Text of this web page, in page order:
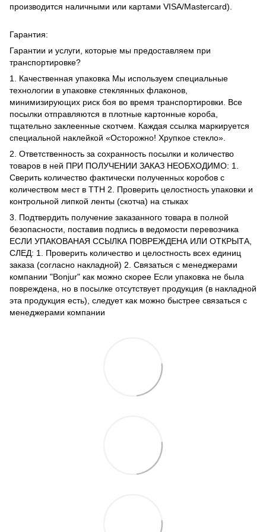
производится наличными или картами VISA/Mastercard).
Гарантия:
Гарантии и услуги, которые мы предоставляем при
транспортировке?
1. Качественная упаковка Мы используем специальные
технологии в упаковке стеклянных флаконов,
минимизирующих риск боя во время транспортировки. Все
посылки отправляются в плотные картонные короба,
тщательно заклеенные скотчем. Каждая ссылка маркируется
специальной наклейкой «Осторожно! Хрупкое стекло».
2. Ответственность за сохранность посылки и количество
товаров в ней ПРИ ПОЛУЧЕНИИ ЗАКАЗ НЕОБХОДИМО: 1.
Сверить количество фактически полученных коробов с
количеством мест в ТТН 2. Проверить целостность упаковки и
контрольной липкой ленты (скотча) на стыках
3. Подтвердить получение заказанного товара в полной
безопасности, поставив подпись в ведомости перевозчика
ЕСЛИ УПАКОВАНАЯ ССЫЛКА ПОВРЕЖДЕНА ИЛИ ОТКРЫТА,
СЛЕД: 1. Проверить количество и целостность всех единиц
заказа (согласно накладной) 2. Связаться с менеджерами
компании "Bonjur" как можно скорее Если упаковка не была
повреждена, но в посылке отсутствует продукция (в накладной
эта продукция есть), следует как можно быстрее связаться с
менеджерами компании